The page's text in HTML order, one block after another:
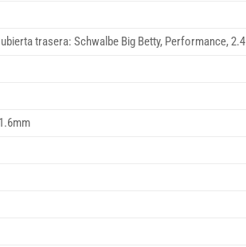
trasera: Schwalbe Big Betty, Performance, 2.4